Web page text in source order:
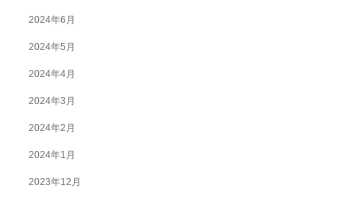
2024年6月
2024年5月
2024年4月
2024年3月
2024年2月
2024年1月
2023年12月